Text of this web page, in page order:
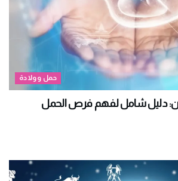
حمل وولادة
دليل شامل لفهم فرص الحمل